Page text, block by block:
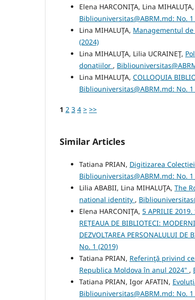
Elena HARCONIŢA, Lina
Bibliouniversitas@ABRM.md: No. 1
Lina MIHALUŢA, Managementul
(2024)
Lina MIHALUŢA, Lilia UCRAINEŢ,
donațiilor ,
Lina MIHALUŢA, COLLOQUIA
Bibliouniversitas@ABRM.md: No. 1
1 2 3 4 > >>
Similar Articles
Tatiana PRIAN, Digitizarea
Bibliouniversitas@ABRM.md: No. 1
Lilia ABABII, Lina MIHALUŢA, The
national identity ,
Elena HARCONIŢA, 5 APRILIE 2019.
REȚEAUA DE BIBLIOTECI:
DEZVOLTAREA PERSONALULUI DE
No. 1 (2019)
Tatiana PRIAN, Referinţă privind
Republica Moldova în anul 2024" ,
Tatiana PRIAN, Igor AFATIN,
Bibliouniversitas@ABRM.md: No. 1